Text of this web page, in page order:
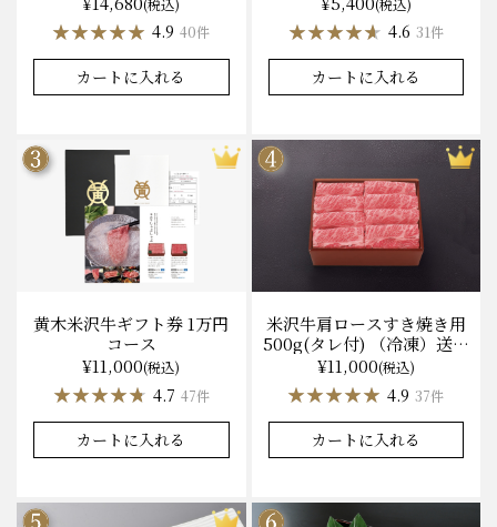
★★★★★
★★★★★ 4.9 40件
カートに入れる
★★★★★
★★★★★ 4.6 31件
カートに入れる
黄木米沢牛ギフト券 1万円
コース
¥11,000(税込)
★★★★★
★★★★★ 4.7 47件
カートに入れる
米沢牛肩ロースすき焼き用
500g(タレ付) （冷凍）送料
無料 化粧箱入
¥11,000(税込)
★★★★★
★★★★★ 4.9 37件
カートに入れる